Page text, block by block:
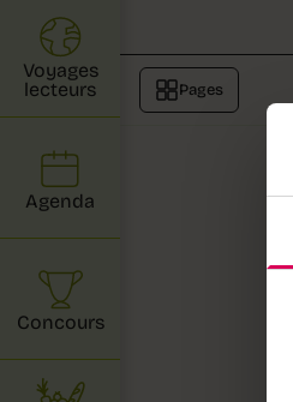
Pages
Voyages
lecteurs
Agenda
Concours